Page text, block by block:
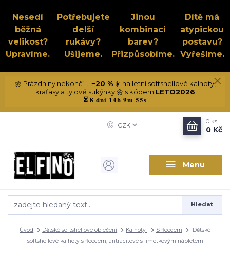
Nesedí
běžná
velikost?
Upravíme.
Potřebujete
delší
rukávy?
Ušijeme.
Jinou
kombinaci
barev?
Přizpůsobíme.
Dítě má
atypickou
postavu?
Vyřešíme.
🌼 Prázdniny nekončí ... −20 %☀️ na letní softshellové kalhoty,
kraťasy a tylové sukýnky 🌼 s kódem LETO2026
⏳8 dní 14h 9m 54s
Menu
CZK
Hledat
0 ks
0 Kč
Úvod Dětské softshellové oblečení Kalhoty S fleecem
Dětské
softshellové kalhoty s fleecem, antracitové s limetkovým nápletem